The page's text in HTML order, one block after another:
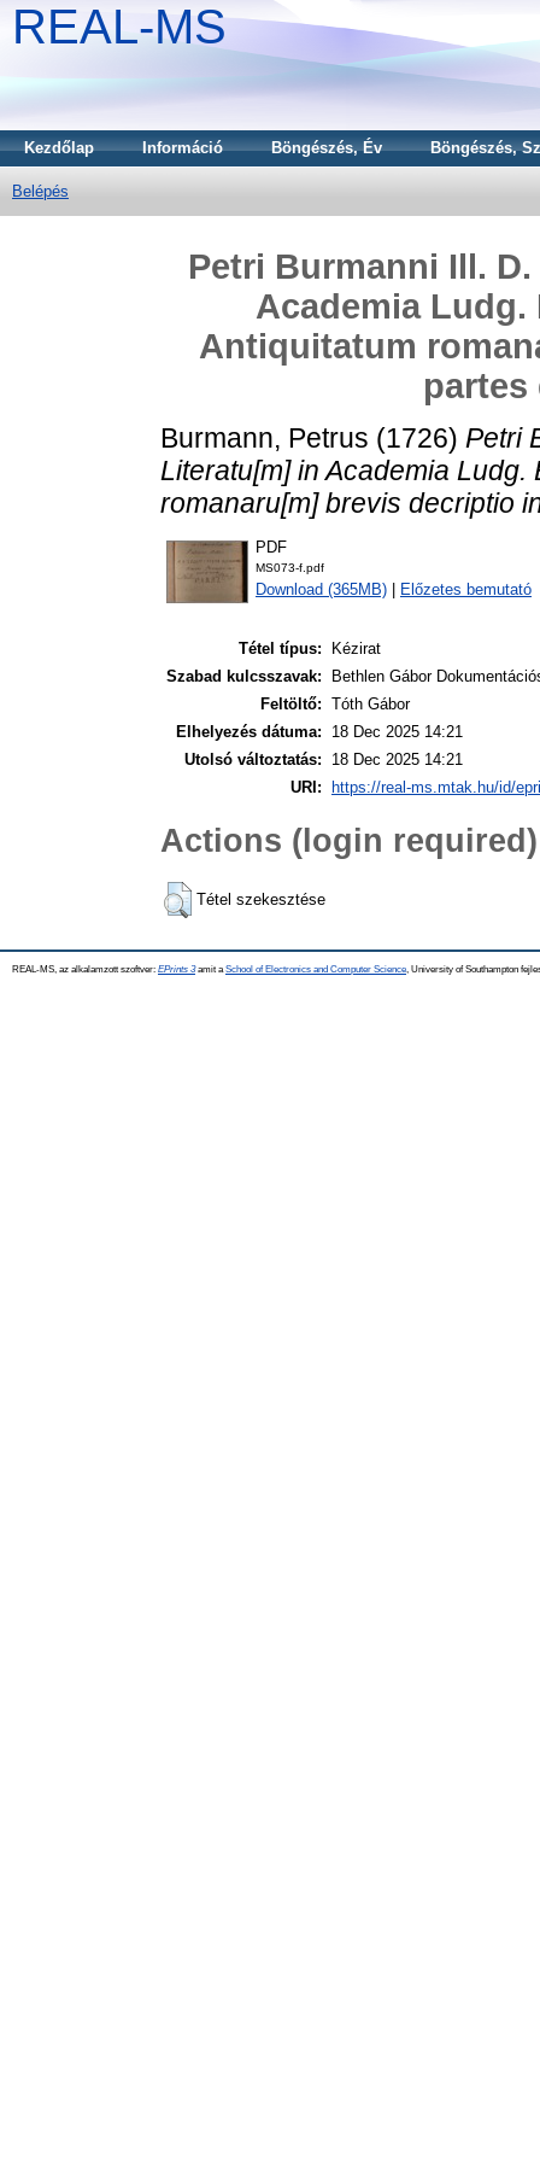
REAL-MS
Kezdőlap Információ Böngészés, Év Böngészés,
Belépés
Petri Burmanni Ill.
Academia
Antiquitatum
partes
Burmann, Petrus (1726) Petri
Literatu[m] in Academia
romanaru[m] brevis decriptio
PDF
MS073-f.pdf
Download (365MB) Előzetes bemutató
Tétel típus:
Kézirat
Szabad kulcsszavak:
Bethlen Gábor
Feltöltő: Tóth Gábor
Elhelyezés dátuma:
18 Dec 2025 14:21
Utolsó változtatás:
18 Dec 2025 14:21
URI:
https://real-ms.mtak.hu/id/
Actions (login required)
Tétel szekesztése
REAL-MS, az alkalamzott szoftver: EPrints 3amit a School of Electronics and Computer Science , University of Southampton